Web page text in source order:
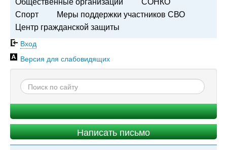
Спорт
Меры поддержки участников СВО
Центр гражданской защиты
Вход
Версия для слабовидящих
Написать письмо